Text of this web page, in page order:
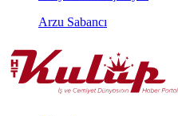
Arzu Sabancı